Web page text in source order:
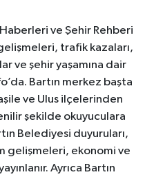
ve Şehir Rehberi
trafik kazaları,
ve şehir yaşamına dair
Bartın merkez başta
ve Ulus ilçelerinden
şekilde okuyuculara
Belediyesi duyuruları,
gelişmeleri, ekonomi ve
Ayrıca Bartın